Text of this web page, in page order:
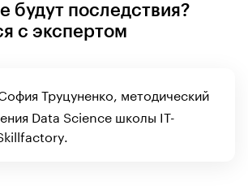
будут последствия?
с экспертом
Труцуненко, методический
Data Science школы IT-